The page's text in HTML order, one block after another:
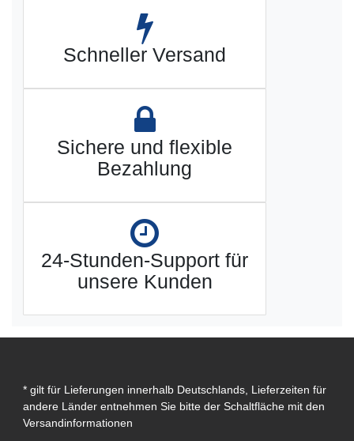
Schneller Versand
Sichere und flexible
Bezahlung
24-Stunden-Support für
unsere Kunden
* gilt für Lieferungen innerhalb Deutschlands, Lieferzeiten für
andere Länder entnehmen Sie bitte der Schaltfläche mit den
Versandinformationen